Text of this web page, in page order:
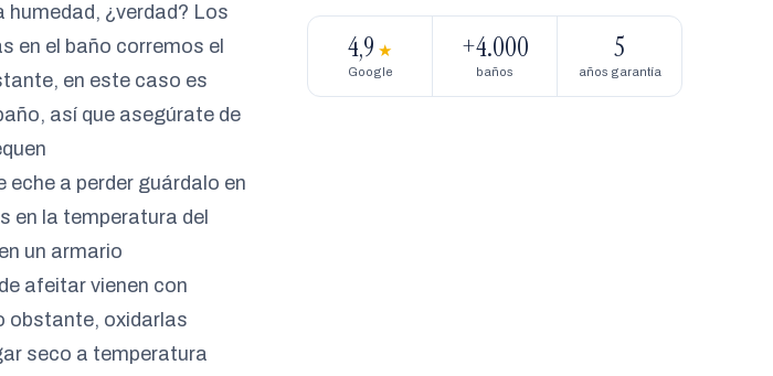
humedad, ¿verdad? Los
en el baño corremos el
en este caso es
así que asegúrate de
eche a perder guárdalo en
en la temperatura del
un armario
afeitar vienen con
obstante, oxidarlas
seco a temperatura
4,9 ★
Google
+4.000
baños
5
años garantía